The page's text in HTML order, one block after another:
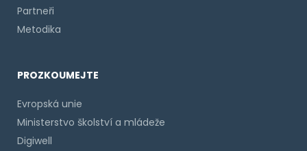
Partneři
Metodika
PROZKOUMEJTE
Evropská unie
Ministerstvo školství a mládeže
Digiwell